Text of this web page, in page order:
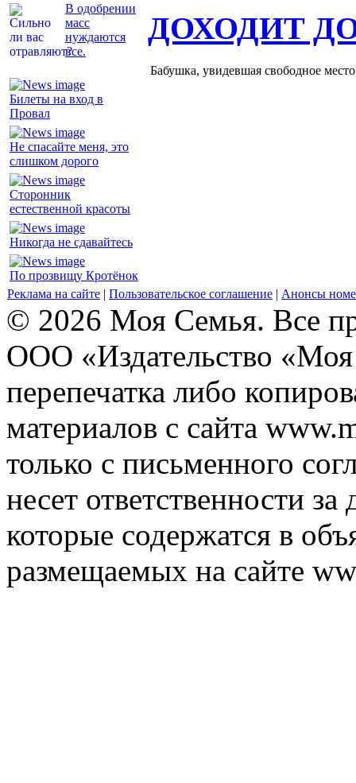
В одобрении
масс
нуждаются
все.
Билеты на вход в
Провал
Не спасайте меня, это
слишком дорого
Сторонник
естественной красоты
Никогда не сдавайтесь
По прозвищу Кротёнок
ДОХОДИТ
Бабушка, увидевшая свободное
Реклама на сайте | Пользовательское соглашение | Анонсы
© 2026 Моя Семья. Все
ООО «Издательство
перепечатка либо
материалов с сайта
только с письменного
несет ответственности
которые содержатся в
размещаемых на сайте